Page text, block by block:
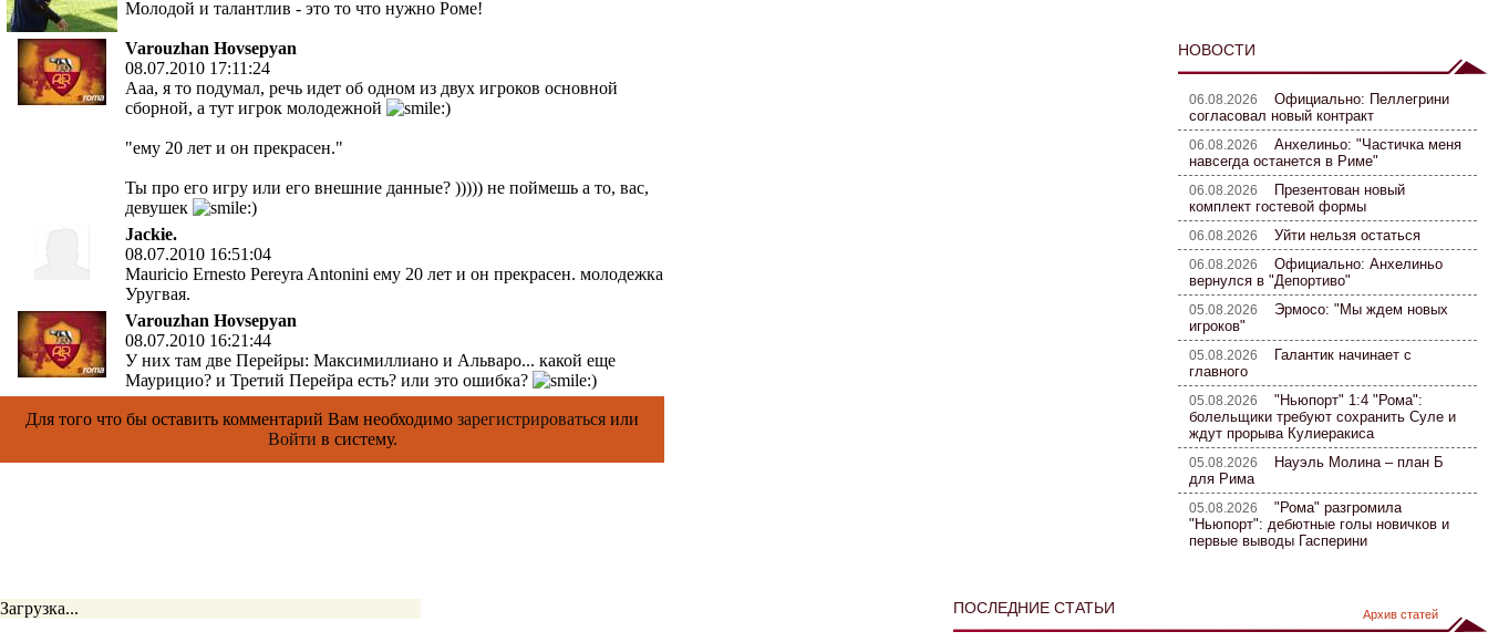
Молодой и талантлив - это то что нужно Роме!
Varouzhan Hovsepyan
08.07.2010 17:11:24
Ааа, я то подумал, речь идет об одном из двух игроков основной
сборной, а тут игрок молодежной
"ему 20 лет и он прекрасен."
Ты про его игру или его внешние данные? ))))) не поймешь а то, вас,
девушек
Jackie.
08.07.2010 16:51:04
Mauricio Ernesto Pereyra Antonini ему 20 лет и он прекрасен. молодежка
Уругвая.
Varouzhan Hovsepyan
08.07.2010 16:21:44
У них там две Перейры: Максимиллиано и Альваро... какой еще
Маурицио? и Третий Перейра есть? или это ошибка?
Для того что бы оставить комментарий Вам необходимо зарегистрироваться или
Войти в систему.
НОВОСТИ
06.08.2026 Официально: Пеллегрини
согласовал новый контракт
06.08.2026 Анхелиньо: "Частичка меня
навсегда останется в Риме"
06.08.2026
Презентован новый
комплект гостевой формы
06.08.2026 Уйти нельзя остаться
06.08.2026 Официально: Анхелиньо
вернулся в "Депортиво"
05.08.2026 Эрмосо: "Мы ждем новых
игроков"
05.08.2026
Галантик начинает с
главного
05.08.2026 "Ньюпорт" 1:4 "Рома":
болельщики требуют сохранить Суле и
ждут прорыва Кулиеракиса
05.08.2026
Науэль Молина – план Б
для Рима
05.08.2026 "Рома" разгромила
"Ньюпорт": дебютные голы новичков и
первые выводы Гасперини
Загрузка... ПОСЛЕДНИЕ СТАТЬИ Архив статей